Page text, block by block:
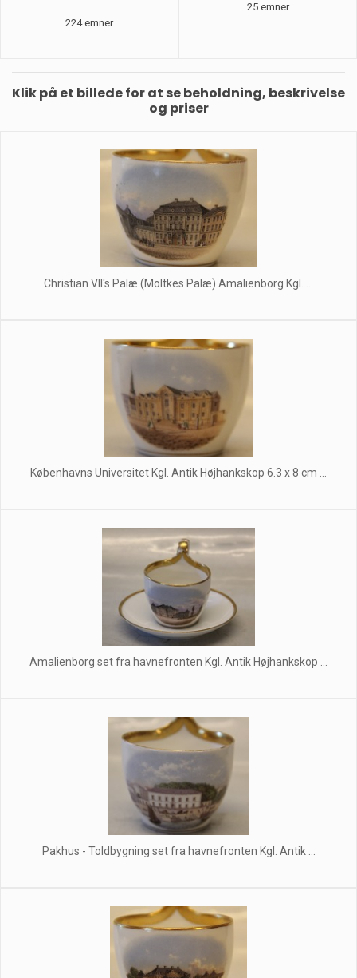
224 emner
25 emner
Klik på et billede for at se beholdning, beskrivelse
og priser
Christian VII's Palæ (Moltkes Palæ) Amalienborg Kgl. ...
Københavns Universitet Kgl. Antik Højhankskop 6.3 x 8 cm ...
Amalienborg set fra havnefronten Kgl. Antik Højhankskop ...
Pakhus - Toldbygning set fra havnefronten Kgl. Antik ...